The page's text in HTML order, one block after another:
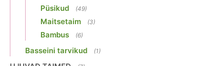
Püsikud (49)
Maitsetaim (3)
Bambus (6)
Basseini tarvikud (1)